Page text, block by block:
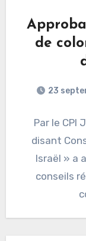
de
23
Par le CPI
disant
Israël » a
conseils